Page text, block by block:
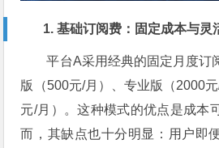
1. 基础订阅费：固定成本与灵
平台A采用经典的固定月度订
版（500元/月）、专业版（2000
元/月）。这种模式的优点是成本
而，其缺点也十分明显：用户即